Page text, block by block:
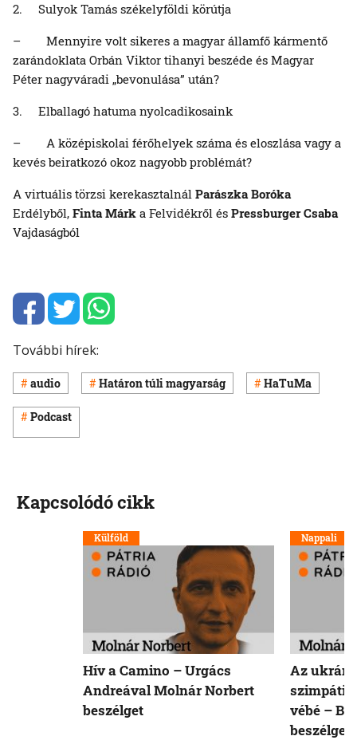
2. Sulyok Tamás székelyföldi körútja
– Mennyire volt sikeres a magyar államfő kármentő
zarándoklata Orbán Viktor tihanyi beszéde és Magyar
Péter nagyváradi „bevonulása” után?
3. Elballagó hatuma nyolcadikosaink
– A középiskolai férőhelyek száma és eloszlása vagy a
kevés beiratkozó okoz nagyobb problémát?
A virtuális törzsi kerekasztalnál Parászka Boróka
Erdélyből, Finta Márk a Felvidékről és Pressburger Csaba
Vajdaságból
További hírek:
audio Határon túli magyarság HaTuMa
Podcast
Kapcsolódó cikk
Külföld
Hív a Camino – Urgács
Andreával Molnár Norbert
beszélget
Nappali
Az
vébé –